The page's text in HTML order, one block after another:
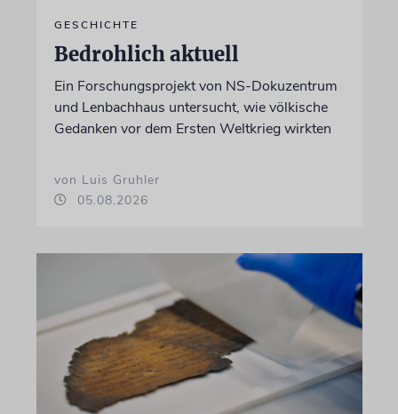
GESCHICHTE
Bedrohlich aktuell
Ein Forschungsprojekt von NS-Dokuzentrum
und Lenbachhaus untersucht, wie völkische
Gedanken vor dem Ersten Weltkrieg wirkten
von Luis Gruhler
05.08.2026